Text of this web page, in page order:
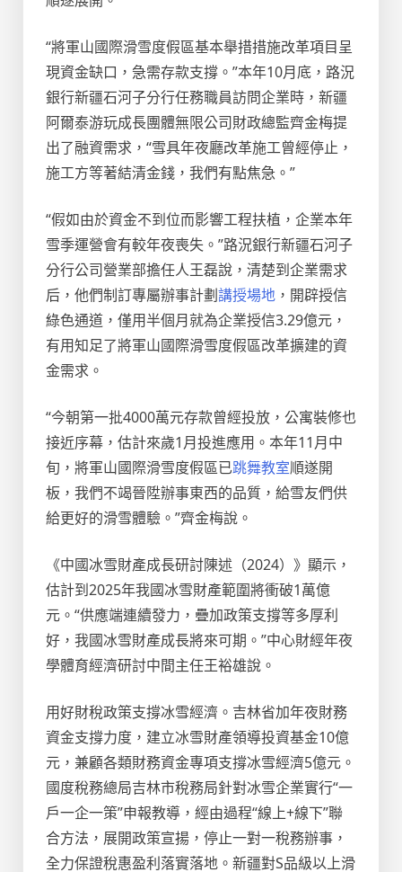
“將軍山國際滑雪度假區基本舉措措施改革項目呈
現資金缺口，急需存款支撐。”本年10月底，路況
銀行新疆石河子分行任務職員訪問企業時，新疆
阿爾泰游玩成長團體無限公司財政總監齊金梅提
出了融資需求，“雪具年夜廳改革施工曾經停止，
施工方等著結清金錢，我們有點焦急。”
“假如由於資金不到位而影響工程扶植，企業本年
雪季運營會有較年夜喪失。”路況銀行新疆石河子
分行公司營業部擔任人王磊說，清楚到企業需求
后，他們制訂專屬辦事計劃講授場地 ，開辟授信
綠色通道，僅用半個月就為企業授信3.29億元，
有用知足了將軍山國際滑雪度假區改革擴建的資
金需求。
“今朝第一批4000萬元存款曾經投放，公寓裝修也
接近序幕，估計來歲1月投進應用。本年11月中
旬，將軍山國際滑雪度假區已跳舞教室順遂開
板，我們不竭晉陞辦事東西的品質，給雪友們供
給更好的滑雪體驗。”齊金梅說。
《中國冰雪財產成長研討陳述（2024）》顯示，
估計到2025年我國冰雪財產範圍將衝破1萬億
元。“供應端連續發力，疊加政策支撐等多厚利
好，我國冰雪財產成長將來可期。”中心財經年夜
學體育經濟研討中間主任王裕雄說。
用好財稅政策支撐冰雪經濟。吉林省加年夜財務
資金支撐力度，建立冰雪財產領導投資基金10億
元，兼顧各類財務資金專項支撐冰雪經濟5億元。
國度稅務總局吉林市稅務局針對冰雪企業實行“一
戶一企一策”申報教導，經由過程“線上+線下”聯
合方法，展開政策宣揚，停止一對一稅務辦事，
全力保證稅惠盈利落實落地。新疆對S品級以上滑